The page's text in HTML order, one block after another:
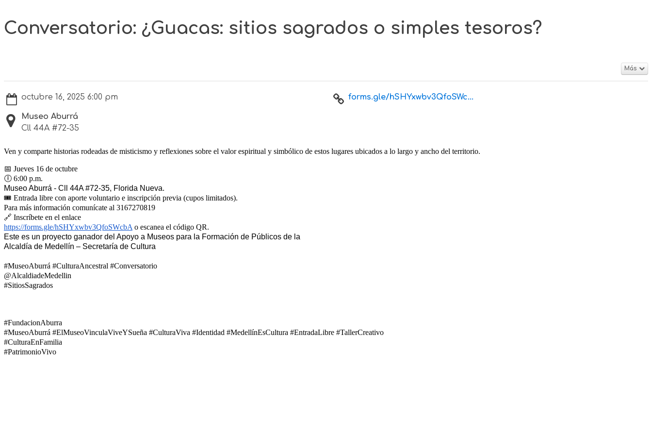
Conversatorio: ¿Guacas: sitios sagrados o simples tesoros?
Más
octubre 16, 2025 6:00 pm
Museo Aburrá
Cll 44A #72-35
forms.gle/hSHYxwbv3QfoSWc...
Ven y comparte historias rodeadas de misticismo y reflexiones sobre el valor espiritual y simbólico de estos lugares ubicados a lo largo y ancho del territorio.
📅 Jueves 16 de octubre
🕕 6:00 p.m.
Museo Aburrá - Cll 44A #72-35, Florida Nueva.
🎟️ Entrada libre con aporte voluntario e inscripción previa (cupos limitados).
Para más información comunícate al 3167270819
🔗 Inscríbete en el enlace
https://forms.gle/hSHYxwbv3QfoSWcbA o escanea el código QR.
Este es un proyecto ganador del Apoyo a Museos para la Formación de Públicos de la
Alcaldía de Medellín – Secretaría de Cultura
#MuseoAburrá #CulturaAncestral #Conversatorio
@AlcaldiadeMedellin
#SitiosSagrados
#FundacionAburra
#MuseoAburrá #ElMuseoVinculaViveYSueña #CulturaViva #Identidad #MedellínEsCultura #EntradaLibre #TallerCreativo
#CulturaEnFamilia
#PatrimonioVivo